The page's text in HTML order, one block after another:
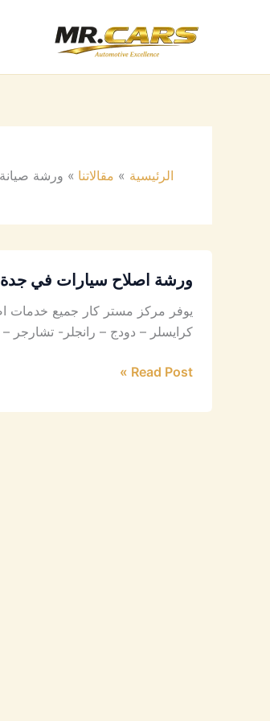
الرئيسية مقالاتنا ورشة
ورشة اصلاح سيارات في جدة
يوفر مركز مستر كار جميع خدمات
كرايسلر – دودج – رانجلر- تشارجر
Read Post »